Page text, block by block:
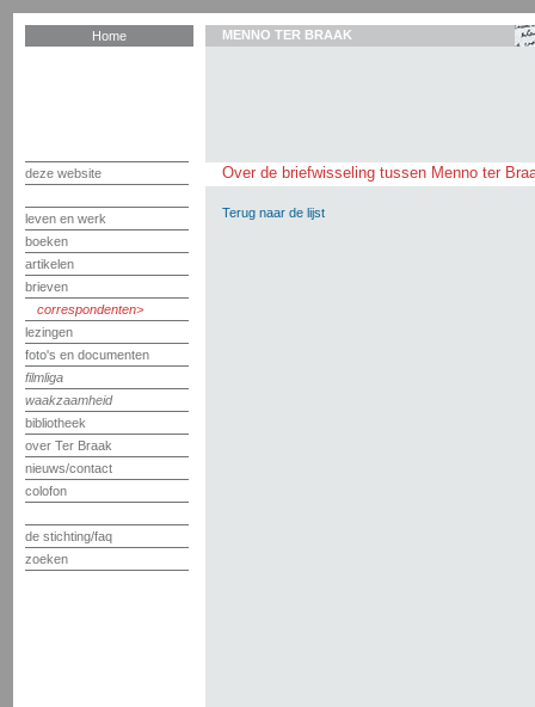
Home
deze website
leven en werk
boeken
artikelen
brieven
correspondenten
lezingen
foto's en documenten
filmliga
waakzaamheid
bibliotheek
over Ter Braak
nieuws/contact
colofon
de stichting/faq
zoeken
MENNO TER BRAAK
Over de briefwisseling tussen Menno ter
Terug naar de lijst